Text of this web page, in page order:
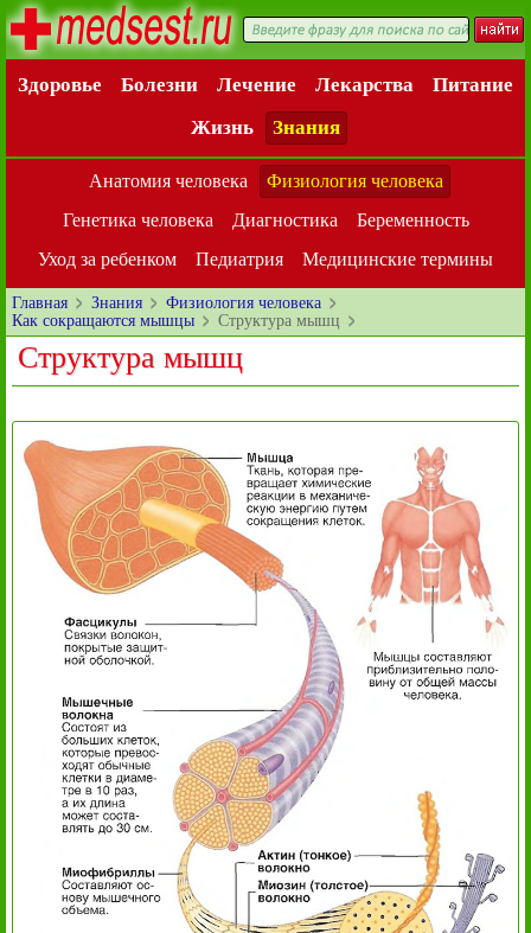
Здоровье Болезни Лечение Лекарства
Питание
Жизнь
Знания
Анатомия человека
Физиология человека
Генетика человека
Диагностика
Беременность
Уход за ребенком
Педиатрия Медицинские термины
Главная Знания
Физиология человека
Как сокращаются мышцы
Структура мышц
Структура мышц